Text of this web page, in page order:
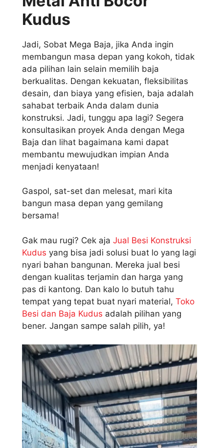
Kudus
Jadi, Sobat Mega Baja, jika Anda ingin
membangun masa depan yang kokoh, tidak
ada pilihan lain selain memilih baja
berkualitas. Dengan kekuatan, fleksibilitas
desain, dan biaya yang efisien, baja adalah
sahabat terbaik Anda dalam dunia
konstruksi. Jadi, tunggu apa lagi? Segera
konsultasikan proyek Anda dengan Mega
Baja dan lihat bagaimana kami dapat
membantu mewujudkan impian Anda
menjadi kenyataan!
Gaspol, sat-set dan melesat, mari kita
bangun masa depan yang gemilang
bersama!
Gak mau rugi? Cek aja Jual Besi Konstruksi
Kudus yang bisa jadi solusi buat lo yang lagi
nyari bahan bangunan. Mereka jual besi
dengan kualitas terjamin dan harga yang
pas di kantong. Dan kalo lo butuh tahu
tempat yang tepat buat nyari material, Toko
Besi dan Baja Kudus adalah pilihan yang
bener. Jangan sampe salah pilih, ya!